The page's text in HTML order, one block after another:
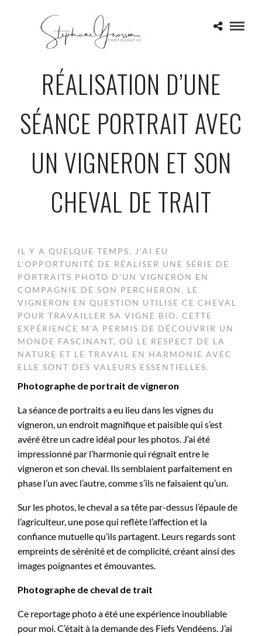
RÉALISATION D’UNE
SÉANCE PORTRAIT AVEC
UN VIGNERON ET SON
CHEVAL DE TRAIT
IL Y A QUELQUE TEMPS, J'AI EU
L'OPPORTUNITÉ DE RÉALISER UNE SÉRIE DE
PORTRAITS PHOTO D'UN VIGNERON EN
COMPAGNIE DE SON PERCHERON. LE
VIGNERON EN QUESTION UTILISE CE CHEVAL
POUR TRAVAILLER SA VIGNE BIO. CETTE
EXPÉRIENCE M'A PERMIS DE DÉCOUVRIR UN
MONDE FASCINANT, OÙ LE RESPECT DE LA
NATURE ET LE TRAVAIL EN HARMONIE AVEC
ELLE SONT DES VALEURS ESSENTIELLES.
Photographe de portrait de vigneron
La séance de portraits a eu lieu dans les vignes du
vigneron, un endroit magnifique et paisible qui s’est
avéré être un cadre idéal pour les photos. J’ai été
impressionné par l’harmonie qui régnait entre le
vigneron et son cheval. Ils semblaient parfaitement en
phase l’un avec l’autre, comme s’ils ne faisaient qu’un.
Sur les photos, le cheval a sa tête par-dessus l’épaule de
l’agriculteur, une pose qui reflète l’affection et la
confiance mutuelle qu’ils partagent. Leurs regards sont
empreints de sérénité et de complicité, créant ainsi des
images poignantes et émouvantes.
Photographe de cheval de trait
Ce reportage photo a été une expérience inoubliable
pour moi. C’était à la demande des Fiefs Vendéens. J’ai